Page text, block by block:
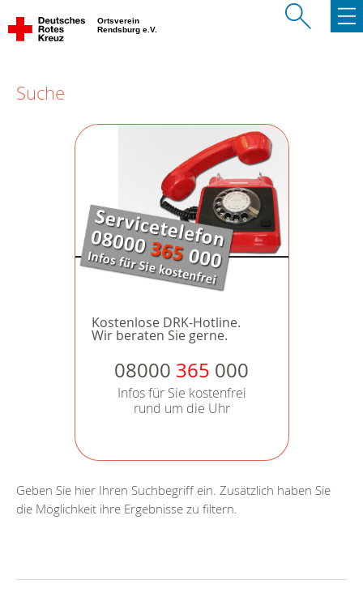
Ortsverein
Rendsburg e.V.
Suche
Kostenlose DRK-Hotline.
Wir beraten Sie gerne.
08000 365 000
Infos für Sie kostenfrei
rund um die Uhr
Geben Sie hier Ihren Suchbegriff ein. Zusätzlich haben Sie
die Möglichkeit ihre Ergebnisse zu filtern.